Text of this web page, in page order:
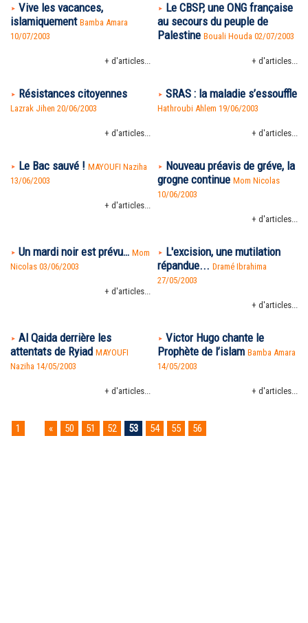
Vive les vacances,
islamiquement Bamba Amara
10/07/2003
+ d'articles...
Le CBSP, une ONG française
au secours du peuple de
Palestine Bouali Houda 02/07/2003
+ d'articles...
Résistances citoyennes
Lazrak Jihen 20/06/2003
+ d'articles...
SRAS : la maladie s’essouffle
Hathroubi Ahlem 19/06/2003
+ d'articles...
Le Bac sauvé ! MAYOUFI Naziha
13/06/2003
+ d'articles...
Nouveau préavis de gréve, la
grogne continue Mom Nicolas
10/06/2003
+ d'articles...
Un mardi noir est prévu… Mom
Nicolas 03/06/2003
+ d'articles...
L'excision, une mutilation
répandue... Dramé Ibrahima
27/05/2003
+ d'articles...
Al Qaida derrière les
attentats de Ryiad MAYOUFI
Naziha 14/05/2003
+ d'articles...
Victor Hugo chante le
Prophète de l’islam Bamba Amara
14/05/2003
+ d'articles...
1 « 50 51 52 53 54 55 56